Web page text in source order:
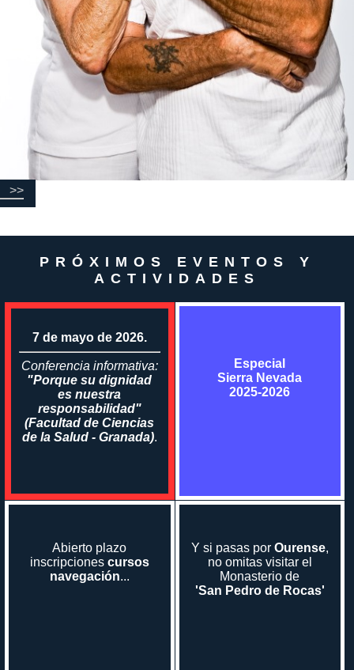
>>
PRÓXIMOS EVENTOS Y
ACTIVIDADES
7 de mayo de 2026.
Conferencia informativa:
"Porque su dignidad
es nuestra
responsabilidad"
(Facultad de Ciencias
de la Salud - Granada).
Especial
Sierra Nevada
2025-2026
Abierto plazo
inscripciones cursos
navegación...
Y si pasas por Ourense,
no omitas visitar el
Monasterio de
'San Pedro de Rocas'